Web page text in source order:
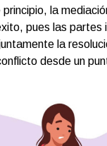
la
pues las partes
la
desde un